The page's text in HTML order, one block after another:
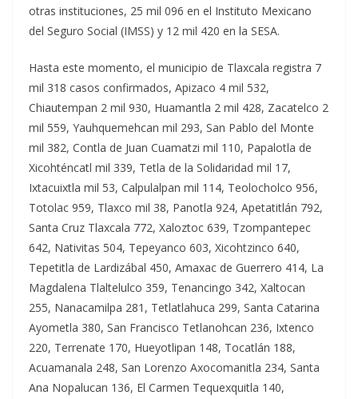
otras instituciones, 25 mil 096 en el Instituto Mexicano
del Seguro Social (IMSS) y 12 mil 420 en la SESA.
Hasta este momento, el municipio de Tlaxcala registra 7
mil 318 casos confirmados, Apizaco 4 mil 532,
Chiautempan 2 mil 930, Huamantla 2 mil 428, Zacatelco 2
mil 559, Yauhquemehcan mil 293, San Pablo del Monte
mil 382, Contla de Juan Cuamatzi mil 110, Papalotla de
Xicohténcatl mil 339, Tetla de la Solidaridad mil 17,
Ixtacuixtla mil 53, Calpulalpan mil 114, Teolocholco 956,
Totolac 959, Tlaxco mil 38, Panotla 924, Apetatitlán 792,
Santa Cruz Tlaxcala 772, Xaloztoc 639, Tzompantepec
642, Nativitas 504, Tepeyanco 603, Xicohtzinco 640,
Tepetitla de Lardizábal 450, Amaxac de Guerrero 414, La
Magdalena Tlaltelulco 359, Tenancingo 342, Xaltocan
255, Nanacamilpa 281, Tetlatlahuca 299, Santa Catarina
Ayometla 380, San Francisco Tetlanohcan 236, Ixtenco
220, Terrenate 170, Hueyotlipan 148, Tocatlán 188,
Acuamanala 248, San Lorenzo Axocomanitla 234, Santa
Ana Nopalucan 136, El Carmen Tequexquitla 140,